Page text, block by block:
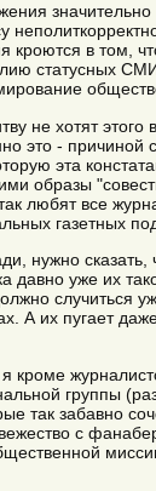
кроются в том,
статусных
не хотят этого
это - причиной
эта
образы
любят все
газетных
нужно сказать,
давно уже их
случиться
А их пугает
кроме
группы
так забавно
с